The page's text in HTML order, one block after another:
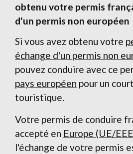
obtenu votre permis
d'un permis non européen
Si vous avez obtenu votre
échange d'un permis non
pouvez conduire avec ce
pays européen pour un
touristique.
Votre permis de conduire
accepté en Europe (UE/
l'échange de votre permis